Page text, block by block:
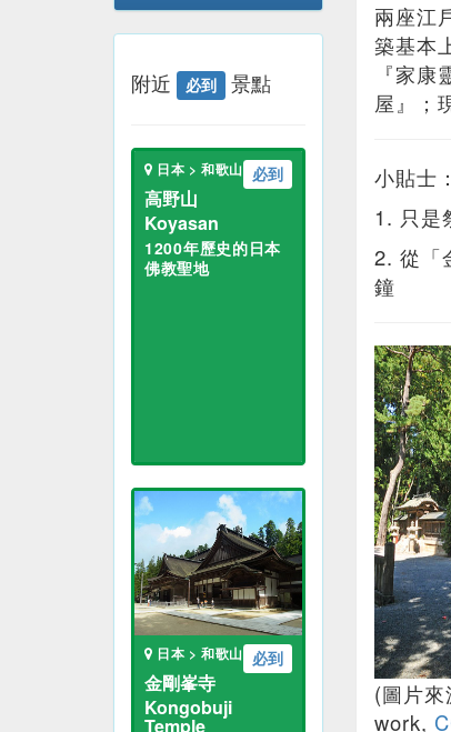
附近 必到 景點
必到
日本 > 和歌山
高野山
Koyasan
1200年歷史的日本
佛教聖地
必到
日本 > 和歌山
金剛峯寺
Kongobuji
Temple
兩座江
築基本
『家
屋』；
小貼士：
1. 只是
2. 從「
鐘
(圖片
work,